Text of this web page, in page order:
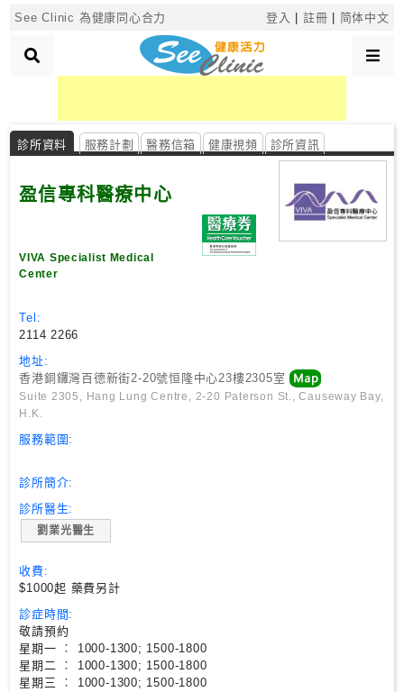
See Clinic 為健康同心合力 登入 註冊 简体中文
所
類
尋
診
按
區
搜
尋
小
時
應
診
症
室
服
務
×
診所資料 服務計劃 醫務信箱 健康視頻 診所資訊
盈信專科醫療中心
VIVA Specialist Medical
Center
Tel:
2114 2266
地址:
香港銅鑼灣百德新街2-20號恒隆中心23樓2305室
Suite 2305, Hang Lung Centre, 2-20 Paterson St., Causeway Bay,
H.K.
服務範圍:
診所簡介:
診所醫生:
劉業光醫生
收費:
$1000起 藥費另計
診症時間:
敬請預約
星期一 ︰ 1000-1300; 1500-1800
星期二 ︰ 1000-1300; 1500-1800
星期三 ︰ 1000-1300; 1500-1800